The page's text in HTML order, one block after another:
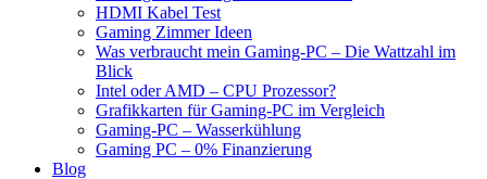
HDMI Kabel Test
Gaming Zimmer Ideen
Was verbraucht mein Gaming-PC – Die Wattzahl im
Blick
Intel oder AMD – CPU Prozessor?
Grafikkarten für Gaming-PC im Vergleich
Gaming-PC – Wasserkühlung
Gaming PC – 0% Finanzierung
Blog